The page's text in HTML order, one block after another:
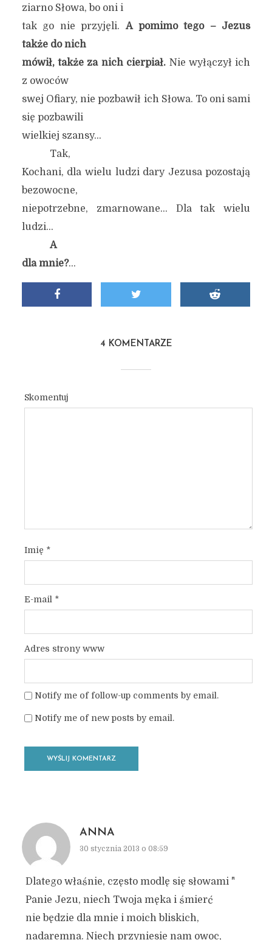
ziarno Słowa, bo oni i
tak go nie przyjęli. A pomimo tego – Jezus
także do nich
mówił, także za nich cierpiał. Nie wyłączył ich
z owoców
swej Ofiary, nie pozbawił ich Słowa. To oni sami
się pozbawili
wielkiej szansy…
Tak,
Kochani, dla wielu ludzi dary Jezusa pozostają
bezowocne,
niepotrzebne, zmarnowane… Dla tak wielu
ludzi…
A
dla mnie?…
4 KOMENTARZE
Skomentuj
Imię *
E-mail *
Adres strony www
Notify me of follow-up comments by email.
Notify me of new posts by email.
ANNA
30 stycznia 2013 o 08:59
Dlatego właśnie, często modlę się słowami "
Panie Jezu, niech Twoja męka i śmierć
nie będzie dla mnie i moich bliskich,
nadaremna. Niech przyniesie nam owoc,